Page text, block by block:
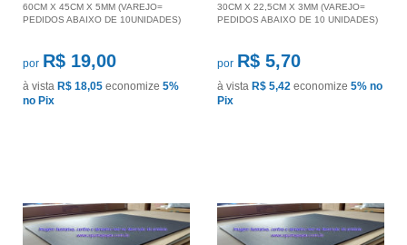
60CM X 45CM X 5MM (VAREJO=
PEDIDOS ABAIXO DE 10UNIDADES)
por R$ 19,00
à vista R$ 18,05 economize 5%
no Pix
30CM X 22,5CM X 3MM (VAREJO=
PEDIDOS ABAIXO DE 10 UNIDADES)
por R$ 5,70
à vista R$ 5,42 economize 5% no
Pix